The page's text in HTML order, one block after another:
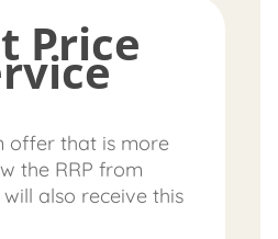
Price
offer that is more
the RRP from
also receive this